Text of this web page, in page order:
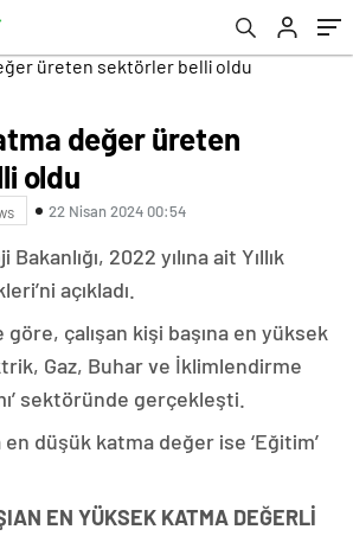
değer üreten
oldu
22 Nisan 2024 00:54
2022 yılına ait Yıllık
açıkladı.
göre, çalışan kişi başına en yüksek
Gaz, Buhar ve İklimlendirme
sektöründe gerçekleşti.
en düşük katma değer ise ‘Eğitim’
EN YÜKSEK KATMA DEĞERLİ